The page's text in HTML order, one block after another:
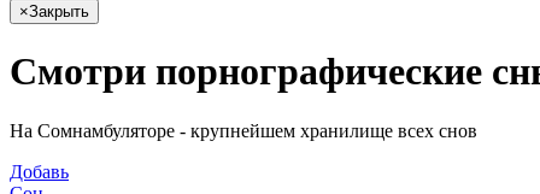
×Закрыть
Смотри порнографические
На Сомнамбуляторе - крупнейшем хранилище всех снов
Добавь